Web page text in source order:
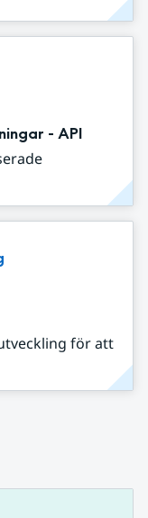
- API
för att